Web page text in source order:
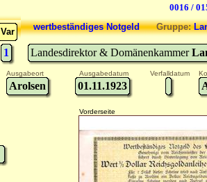
0016 /
Var
1
wertbeständiges NotgeldGruppe:
Landesdirektor & Domänenkammer
Ausgabeort Ausgabedatum Verfalldatum
Arolsen 01.11.1923
Vorderseite